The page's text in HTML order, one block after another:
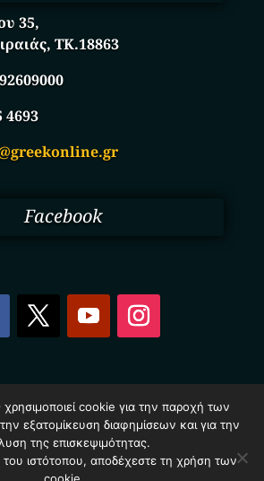
35,
ΤΚ.18863
4693
Facebook
– Greekonline.gr. All Rights
Reserved.
–Προστασία Προσωπικών
–Πολιτική Cookies
cookie για την παροχή των
εξατομίκευση διαφημίσεων και για την
της επισκεψιμότητας.
ιστότοπου, αποδέχεστε τη χρήση των